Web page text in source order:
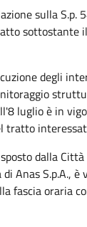
sulla S.p.
sottostante
degli
luglio è in
tratto
dalla
Anas S.p.A.,
fascia oraria